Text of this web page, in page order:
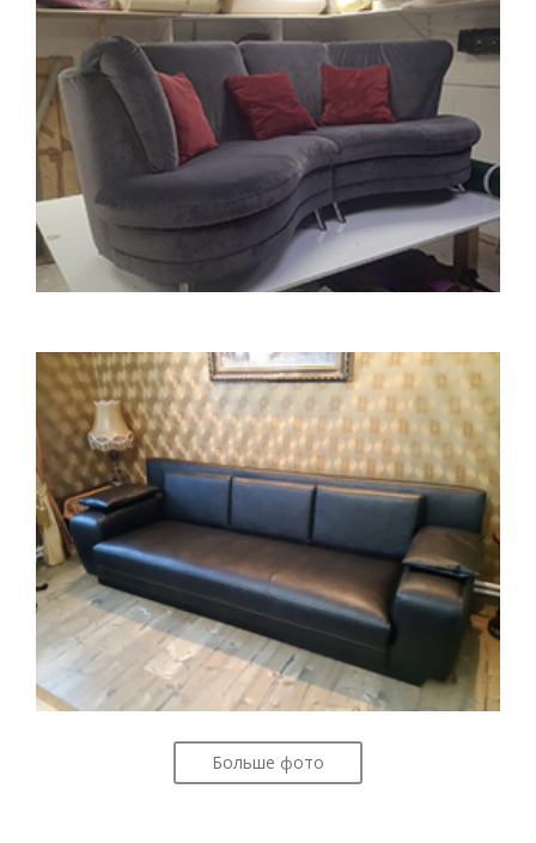
Больше фото